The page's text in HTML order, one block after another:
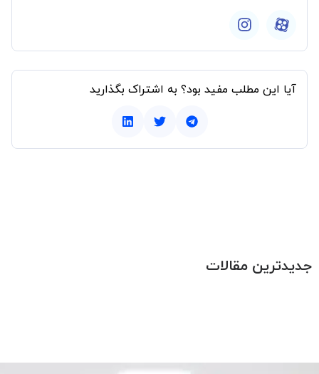
آیا این مطلب مفید بود؟ به اشتراک بگذارید
جدیدترین مقالات